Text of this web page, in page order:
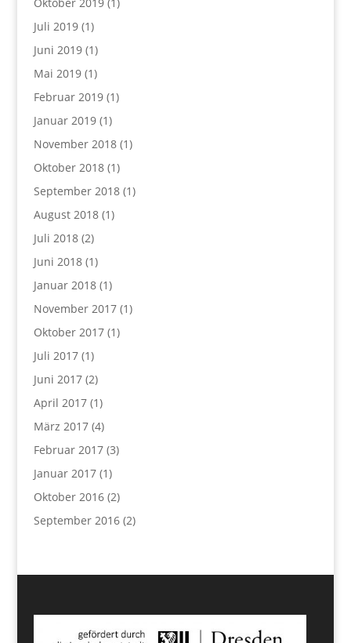
Juli 2019(1)
Juni 2019(1)
Mai 2019(1)
Februar 2019(1)
Januar 2019(1)
November 2018(1)
Oktober 2018(1)
September 2018(1)
August 2018(1)
Juli 2018(2)
Juni 2018(1)
Januar 2018(1)
November 2017(1)
Oktober 2017(1)
Juli 2017(1)
Juni 2017(2)
April 2017(1)
März 2017(4)
Februar 2017(3)
Januar 2017(1)
Oktober 2016(2)
September 2016(2)